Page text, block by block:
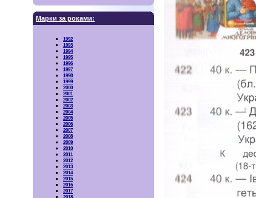
Марки за роками:
1992
1993
1994
1995
1996
1997
1998
1999
2000
2001
2002
2003
2004
2005
2006
2007
2008
2009
2010
2011
2012
2013
2014
2015
2016
2017